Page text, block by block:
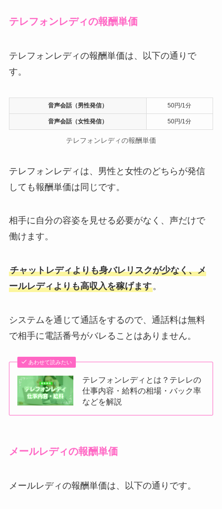
テレフォンレディの報酬単価
テレフォンレディの報酬単価は、以下の通りで
す。
音声会話（男性発信） 50円/1分
音声会話（女性発信） 50円/1分
テレフォンレディの報酬単価
テレフォンレディは、男性と女性のどちらが発信
しても報酬単価は同じです。
相手に自分の容姿を見せる必要がなく、声だけで
働けます。
チャットレディよりも身バレリスクが少なく、メ
ールレディよりも高収入を稼げます。
システムを通じて通話をするので、通話料は無料
で相手に電話番号がバレることはありません。
あわせて読みたい
テレフォンレディとは？テレレの
仕事内容・給料の相場・バック率
などを解説
メールレディの報酬単価
メールレディの報酬単価は、以下の通りです。